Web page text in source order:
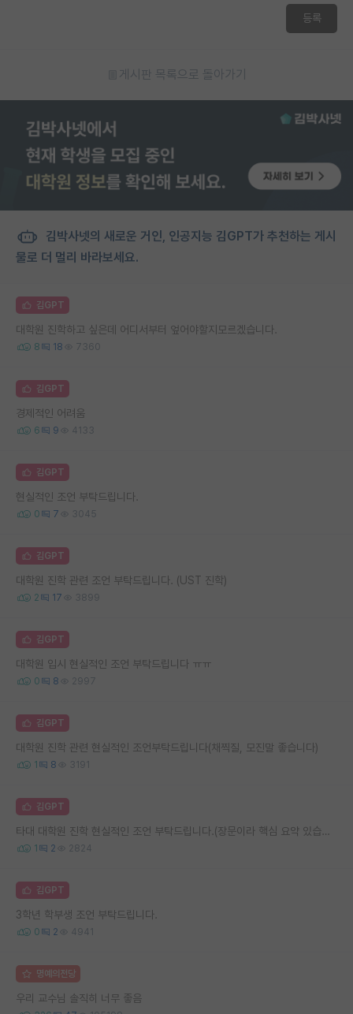
등록
게시판 목록으로 돌아가기
김박사넷의 새로운 거인, 인공지능 김GPT가 추천하는 게시
물로 더 멀리 바라보세요.
김GPT
대학원 진학하고 싶은데 어디서부터 엎어야할지모르겠습니다.
8 18 7360
김GPT
경제적인 어려움
6 9 4133
김GPT
현실적인 조언 부탁드립니다.
0 7 3045
김GPT
대학원 진학 관련 조언 부탁드립니다. (UST 진학)
2 17 3899
김GPT
대학원 입시 현실적인 조언 부탁드립니다 ㅠㅠ
0 8 2997
김GPT
대학원 진학 관련 현실적인 조언부탁드립니다(채찍질, 모진말 좋습니다)
1 8 3191
김GPT
타대 대학원 진학 현실적인 조언 부탁드립니다.(장문이라 핵심 요약 있습니다.)
1 2 2824
김GPT
3학년 학부생 조언 부탁드립니다.
0 2 4941
명예의전당
우리 교수님 솔직히 너무 좋음